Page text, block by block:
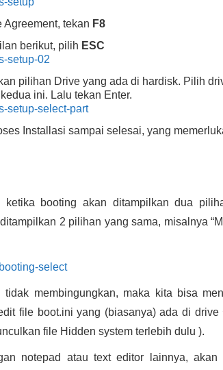
tekan F8
berikut, pilih ESC
pilihan Drive yang ada di hardisk. Pilih
ini. Lalu tekan Enter.
Installasi sampai selesai, yang
ketika booting akan ditampilkan dua
2 pilihan yang sama, misalnya
membingungkan, maka kita bisa
file boot.ini yang (biasanya) ada di
file Hidden system terlebih dulu ).
notepad atau text editor lainnya, akan